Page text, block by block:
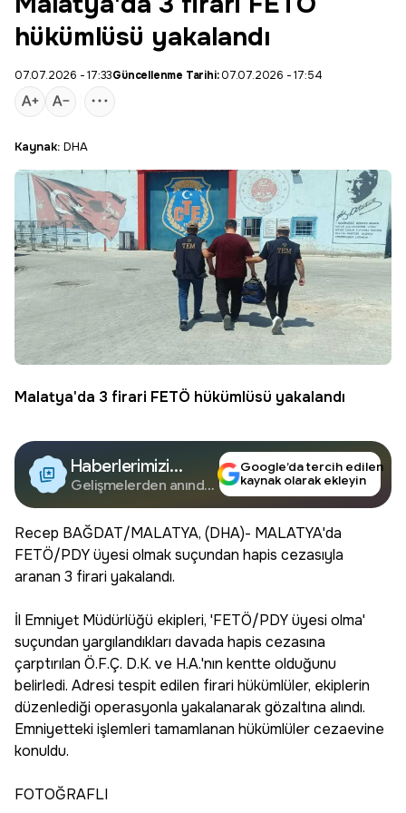
hükümlüsü yakalandı
07.07.2026 - 17:33Güncellenme Tarihi:07.07.2026 - 17:54
Kaynak: DHA
Malatya'da 3 firari FETÖ hükümlüsü yakalandı
Haberlerimizi
Google'da Takip
Edin
Gelişmelerden anında
Google’da tercih edilen
kaynak olarak ekleyin
Recep BAĞDAT/MALATYA, (DHA)- MALATYA'da
FETÖ/PDY üyesi olmak suçundan hapis cezasıyla
aranan 3 firari yakalandı.
İl Emniyet Müdürlüğü ekipleri, 'FETÖ/PDY üyesi olma'
suçundan yargılandıkları davada hapis cezasına
çarptırılan Ö.F.Ç. D.K. ve H.A.'nın kentte olduğunu
belirledi. Adresi tespit edilen firari hükümlüler, ekiplerin
düzenlediği operasyonla yakalanarak gözaltına alındı.
Emniyetteki işlemleri tamamlanan hükümlüler cezaevine
konuldu.
FOTOĞRAFLI